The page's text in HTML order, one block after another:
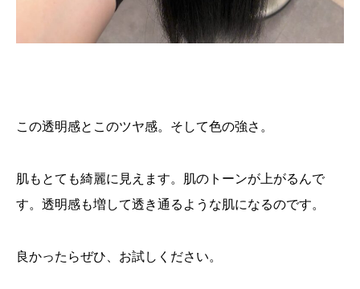
この透明感とこのツヤ感。そして色の強さ。
肌もとても綺麗に見えます。肌のトーンが上がるんで
す。透明感も増して透き通るような肌になるのです。
良かったらぜひ、お試しください。